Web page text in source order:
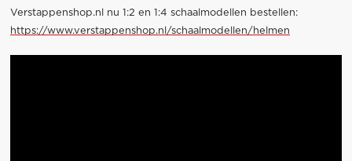
Verstappenshop.nl nu 1:2 en 1:4 schaalmodellen bestellen:
https://www.verstappenshop.nl/schaalmodellen/helmen